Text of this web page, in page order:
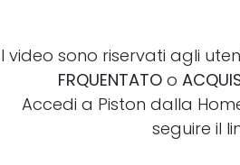
I video sono riservati agli
FRQUENTATO o
Accedi a Piston dalla
seguire il